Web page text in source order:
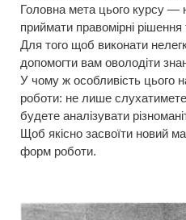
Головна мета цього курсу —
приймати правомірні рішення
Для того щоб виконати
допомогти вам оволодіти
У чому ж особливість цього
роботи: не лише
будете аналізувати
Щоб якісно засвоїти новий
форм роботи.